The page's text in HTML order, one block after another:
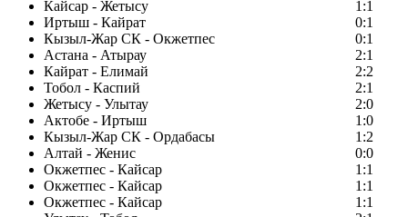
Кайсар - Жетысу
1:1
Иртыш - Кайрат
0:1
Кызыл-Жар СК - Окжетпес
0:1
Астана - Атырау
2:1
Кайрат - Елимай
2:2
Тобол - Каспий
2:1
Жетысу - Улытау
2:0
Актобе - Иртыш
1:0
Кызыл-Жар СК - Ордабасы
1:2
Алтай - Женис
0:0
Окжетпес - Кайсар
1:1
Окжетпес - Кайсар
1:1
Окжетпес - Кайсар
1:1